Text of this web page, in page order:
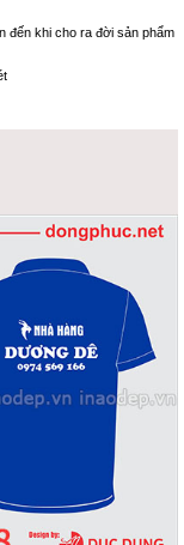
đến khi cho ra đời sản phẩm